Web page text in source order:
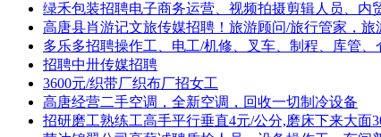
绿禾包装招聘电子商务运营、视频拍摄剪辑人员、内
高唐县肖游记文旅传媒招聘！旅游顾问/旅行管家，
多乐多招聘操作工、电工/机修、叉车、制程、库管、
招聘中卅传媒招聘
3600元/织带厂织布厂招女工
高唐经营二手空调，全新空调，回收一切制冷设备
招研磨工熟练工高手平行垂直4元/公分,磨床下来大面